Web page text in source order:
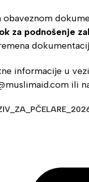
obaveznom
za podnošenje
informacije u
ili